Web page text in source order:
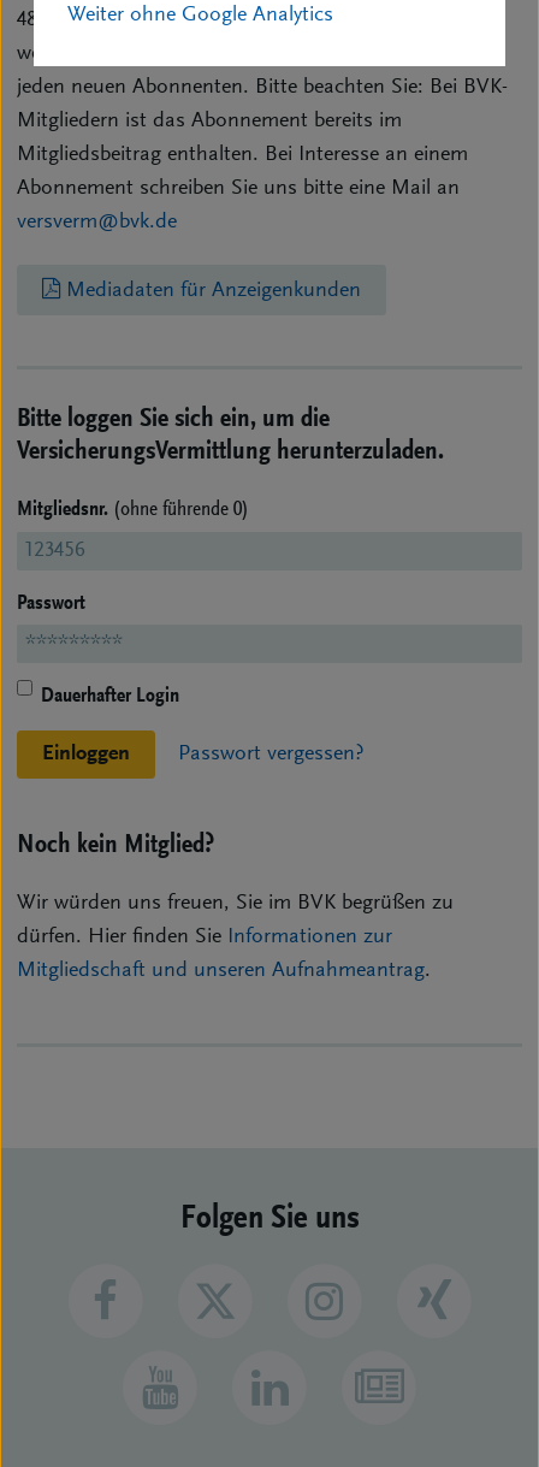
Weiter ohne Google Analytics
48 Euro bzw. das Einzelheft für 8 Euro erworben
werden. Die Redaktion der VersVerm freut sich über
jeden neuen Abonnenten. Bitte beachten Sie: Bei BVK-
Mitgliedern ist das Abonnement bereits im
Mitgliedsbeitrag enthalten. Bei Interesse an einem
Abonnement schreiben Sie uns bitte eine Mail an
versverm@bvk.de
Mediadaten für Anzeigenkunden
Bitte loggen Sie sich ein, um die
VersicherungsVermittlung herunterzuladen.
Mitgliedsnr. (ohne führende 0)
Passwort
Dauerhafter Login
Einloggen Passwort vergessen?
Noch kein Mitglied?
Wir würden uns freuen, Sie im BVK begrüßen zu
dürfen. Hier finden Sie Informationen zur
Mitgliedschaft und unseren Aufnahmeantrag.
Folgen Sie uns